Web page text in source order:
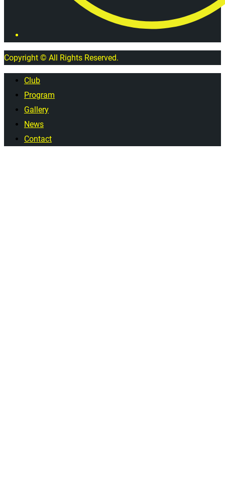
Copyright © All Rights Reserved.
Club
Program
Gallery
News
Contact